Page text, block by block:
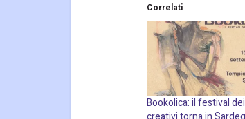
Correlati
Bookolica: il festival